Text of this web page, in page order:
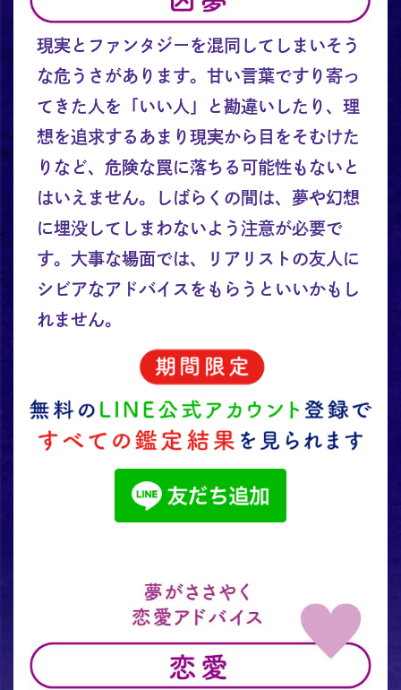
現実とファンタジーを混同してしまいそう
な危うさがあります。甘い言葉ですり寄っ
てきた人を「いい人」と勘違いしたり、理
想を追求するあまり現実から目をそむけた
りなど、危険な罠に落ちる可能性もないと
はいえません。しばらくの間は、夢や幻想
に埋没してしまわないよう注意が必要で
す。大事な場面では、リアリストの友人に
シビアなアドバイスをもらうといいかもし
れません。